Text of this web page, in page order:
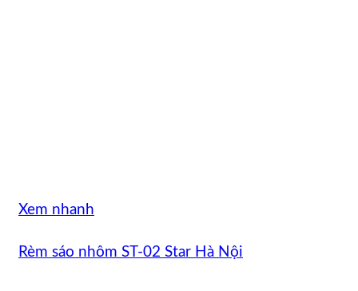
Xem nhanh
Rèm sáo nhôm ST-02 Star Hà Nội